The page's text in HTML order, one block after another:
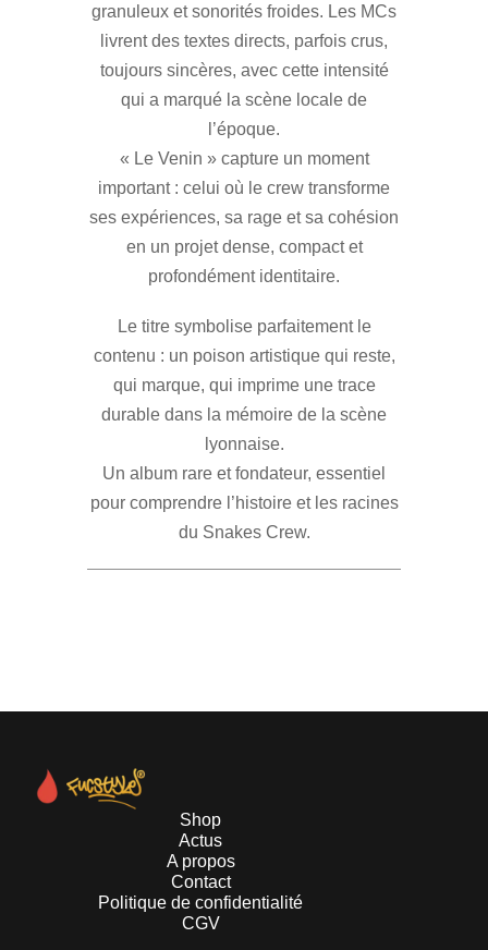
granuleux et sonorités froides. Les MCs
livrent des textes directs, parfois crus,
toujours sincères, avec cette intensité
qui a marqué la scène locale de
l’époque.
« Le Venin » capture un moment
important : celui où le crew transforme
ses expériences, sa rage et sa cohésion
en un projet dense, compact et
profondément identitaire.
Le titre symbolise parfaitement le
contenu : un poison artistique qui reste,
qui marque, qui imprime une trace
durable dans la mémoire de la scène
lyonnaise.
Un album rare et fondateur, essentiel
pour comprendre l’histoire et les racines
du Snakes Crew.
Shop
Actus
A propos
Contact
Politique de confidentialité
CGV